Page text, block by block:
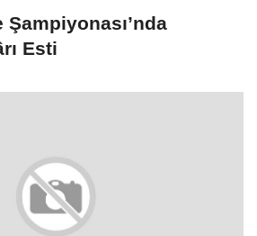
Esti